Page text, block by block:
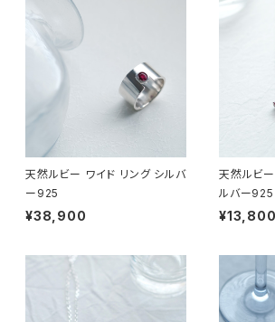
天然ルビー ワイド リング シルバ
ー925
¥38,900
天然ルビ
ルバー925
¥13,800